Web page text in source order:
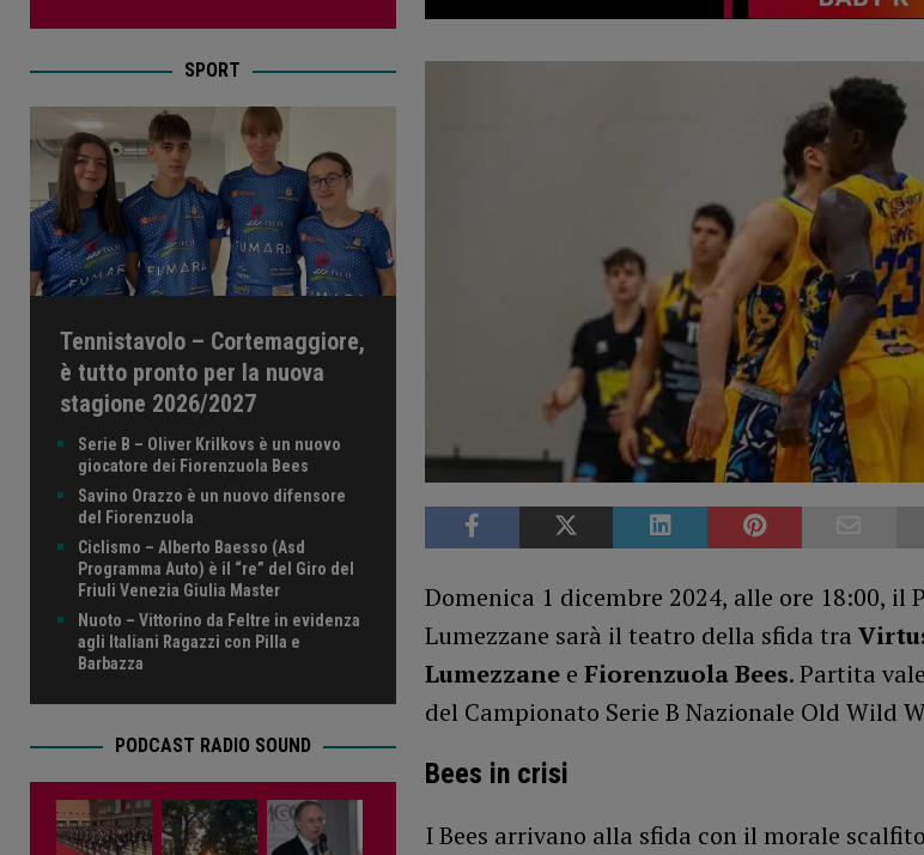
Domenica 1 dicembre 2024, alle ore 18:00, il
Lumezzane sarà il teatro della sfida tra
Lumezzanee Fiorenzuola Bees. Partita
del Campionato Serie B Nazionale Old Wild
Bees in crisi
I Bees arrivano alla sfida con il morale
SPORT
Tennistavolo – Cortemaggiore,
è tutto pronto per la nuova
stagione 2026/2027
Serie B – Oliver Krilkovs è un nuovo
giocatore dei Fiorenzuola Bees
Savino Orazzo è un nuovo difensore
del Fiorenzuola
Ciclismo – Alberto Baesso (Asd
Programma Auto) è il “re” del Giro del
Friuli Venezia Giulia Master
Nuoto – Vittorino da Feltre in evidenza
agli Italiani Ragazzi con Pilla e
Barbazza
PODCAST RADIO SOUND